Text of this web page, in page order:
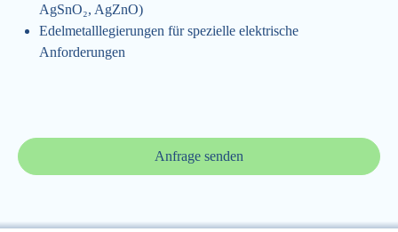
AgSnO₂, AgZnO)
Edelmetalllegierungen für spezielle elektrische
Anforderungen
Anfrage senden